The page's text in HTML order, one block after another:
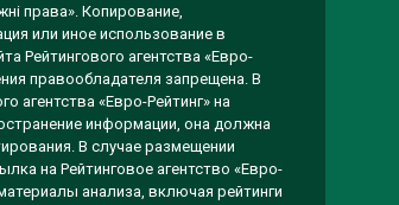
права». Копирование,
или иное использование в
Рейтингового агентства «Евро-
правообладателя запрещена. В
агентства «Евро-Рейтинг» на
информации, она должна
В случае размещении
на Рейтинговое агентство «Евро-
анализа, включая рейтинги